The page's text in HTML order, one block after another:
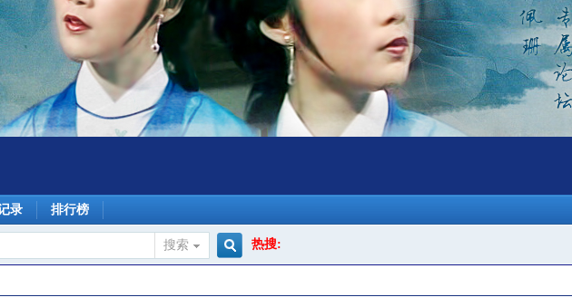
录 排行榜
搜索 热搜: